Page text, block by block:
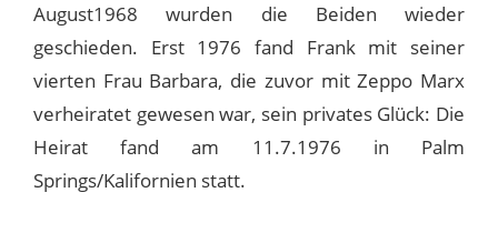
August1968 wurden die Beiden wieder
geschieden. Erst 1976 fand Frank mit seiner
vierten Frau Barbara, die zuvor mit Zeppo Marx
verheiratet gewesen war, sein privates Glück: Die
Heirat fand am 11.7.1976 in Palm
Springs/Kalifornien statt.